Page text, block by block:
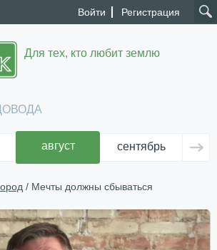
Войти Регистрация
Для тех, кто любит землю
август сентябрь
/ Мечты должны сбываться